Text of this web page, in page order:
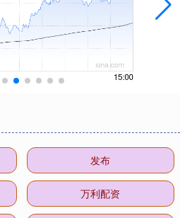
发布
万利配资